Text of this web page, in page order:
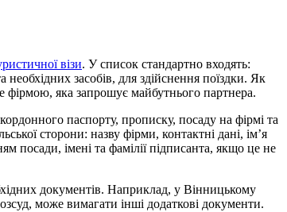
візи. У список стандартно входять:
засобів, для здійснення поїздки. Як
фірмою, яка запрошує майбутнього партнера.
паспорту, прописку, посаду на фірмі та
сторони: назву фірми, контактні дані, ім’я
посади, імені та фамілії підписанта, якщо це не
документів. Наприклад, у Вінницькому
може вимагати інші додаткові документи.